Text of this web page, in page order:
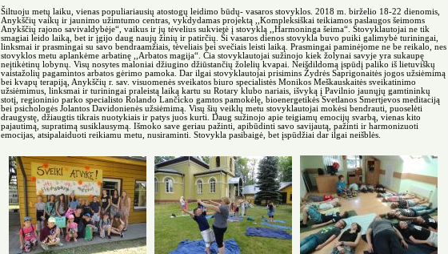
Šiltuoju metų laiku, vienas populiariausių atostogų leidimo būdų- vasaros stovyklos. 2018 m. birželio 18-22 dienomis,
Anykščių vaikų ir jaunimo užimtumo centras, vykdydamas projektą ,,Kompleksiškai teikiamos paslaugos šeimoms
Anykščių rajono savivaldybėje“, vaikus ir jų tėvelius sukvietė į stovyklą ,,Harmoninga šeima“. Stovyklautojai ne tik
smagiai leido laiką, bet ir įgijo daug naujų žinių ir patirčių. Ši vasaros dienos stovykla buvo puiki galimybė turiningai,
linksmai ir prasmingai su savo bendraamžiais, tėveliais bei svečiais leisti laiką. Prasmingai paminėjome ne be reikalo, nes
stovyklos metu aplankėme arbatinę ,,Arbatos magija“. Čia stovyklautojai sužinojo kiek žolynai savyje yra sukaupę
neįtikėtinų lobynų. Visų nosytes maloniai džiugino džiūstančių žolelių kvapai. Neišdildomą įspūdį paliko iš lietuviškų
vaistažolių pagamintos arbatos gėrimo pamoka. Dar ilgai stovyklautojai prisimins Žydrės Saprigonaitės jogos užsiėmimą
bei kvapų terapiją, Anykščių r. sav. visuomenės sveikatos biuro specialistės Monikos Meškauskaitės sveikatinimo
užsiėmimus, linksmai ir turiningai praleistą laiką kartu su Rotary klubo nariais, išvyką į Pavilnio jaunųjų gamtininkų
stotį, regioninio parko specialisto Rolando Lančicko gamtos pamokėlę, bioenergetikės Svetlanos Smertjevos meditaciją
bei psichologės Jolantos Davidonienės užsiėmimą. Visų šių veiklų metu stovyklautojai mokėsi bendrauti, puoselėti
draugystę, džiaugtis tikrais nuotykiais ir patys juos kurti. Daug sužinojo apie teigiamų emocijų svarbą, vienas kito
pajautimą, supratimą susiklausymą. Išmoko save geriau pažinti, apibūdinti savo savijautą, pažinti ir harmonizuoti
emocijas, atsipalaiduoti reikiamu metu, nusiraminti. Stovykla pasibaigė, bet įspūdžiai dar ilgai neišblės.